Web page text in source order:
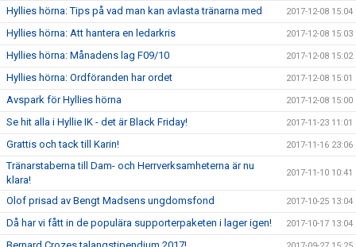
Hyllies hörna: Tips på vad man kan avlasta tränarna med 2017-12-08 15:04
Hyllies hörna: Att hantera en ledarkris 2017-12-08 15:03
Hyllies hörna: Månadens lag F09/10 2017-12-08 15:02
Hyllies hörna: Ordföranden har ordet 2017-12-08 15:01
Avspark för Hyllies hörna 2017-12-08 15:00
Se hit alla i Hyllie IK - det är Black Friday! 2017-11-23 11:01
Grattis och tack till Karin! 2017-11-16 23:06
Tränarstaberna till Dam- och Herrverksamheterna är nu
klara!
2017-11-10 10:41
Olof prisad av Bengt Madsens ungdomsfond 2017-10-25 13:04
Då har vi fått in de populära supporterpaketen i lager igen! 2017-10-17 13:04